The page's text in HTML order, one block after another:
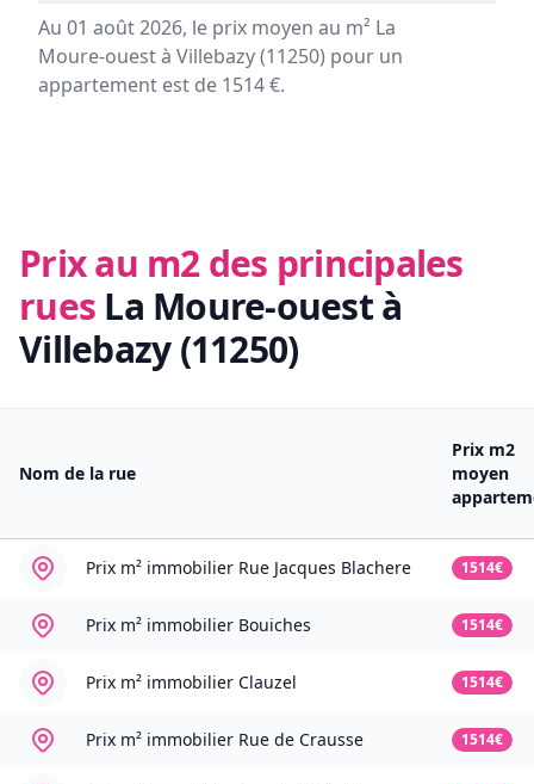
Au 01 août 2026, le prix moyen au m² La
Moure-ouest à Villebazy (11250) pour un
appartement est de 1514 €.
Prix au m2 des principales
rues La Moure-ouest à
Villebazy (11250)
Nom de la rue
Prix m2
moyen
Prix m² immobilier Rue Jacques Blachere 1514€
Prix m² immobilier Bouiches 1514€
Prix m² immobilier Clauzel 1514€
Prix m² immobilier Rue de Crausse 1514€